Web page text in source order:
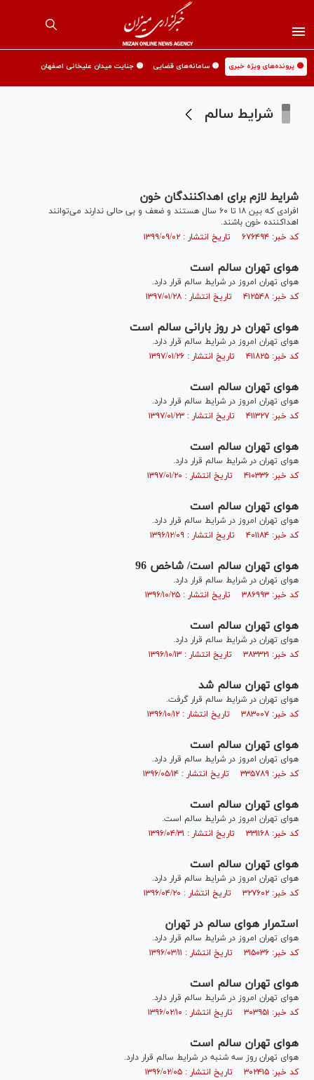
🟡 پرونده‌های ویژه خبری 🟡 سامانه‌های قضایی 🟡 جنایت میدان علیخانی اصفهان
شرایط سالم
شرایط لازم برای اهداکنندگان خون
افرادی که بین ۱۸ تا ۶۰ سال هستند و ضعف و بی حالی ندارند می‌توانند
اهداکننده خون باشند.
کد خبر: ۶۷۶۴۹۴ تاریخ انتشار : ۱۳۹۹/۰۹/۰۲
هوای تهران سالم است
هوای تهران امروز در شرایط سالم قرار دارد.
کد خبر: ۴۱۲۵۴۸ تاریخ انتشار : ۱۳۹۷/۰۱/۲۸
هوای تهران در روز بارانی سالم است
هوای تهران امروز در شرایط سالم قرار دارد.
کد خبر: ۴۱۱۸۲۵ تاریخ انتشار : ۱۳۹۷/۰۱/۲۶
هوای تهران سالم است
هوای تهران امروز در شرایط سالم قرار دارد.
کد خبر: ۴۱۱۳۲۷ تاریخ انتشار : ۱۳۹۷/۰۱/۲۳
هوای تهران سالم است
هوای تهران در شرایط سالم قرار دارد.
کد خبر: ۴۱۰۳۳۶ تاریخ انتشار : ۱۳۹۷/۰۱/۲۰
هوای تهران سالم است
هوای تهران امروز در شرایط سالم قرار دارد.
کد خبر: ۴۰۱۱۸۴ تاریخ انتشار : ۱۳۹۶/۱۲/۰۹
هوای تهران سالم است/ شاخص 96
هوای تهران در شرایط سالم قرار دارد.
کد خبر: ۳۸۶۹۹۳ تاریخ انتشار : ۱۳۹۶/۱۰/۲۵
هوای تهران سالم است
هوای تهران در شرایط سالم قرار دارد.
کد خبر: ۳۸۳۳۲۱ تاریخ انتشار : ۱۳۹۶/۱۰/۱۳
هوای تهران سالم شد
هوای تهران در شرایط سالم قرار گرفت.
کد خبر: ۳۸۳۰۰۷ تاریخ انتشار : ۱۳۹۶/۱۰/۱۲
هوای تهران سالم است
هوای تهران امروز در شرایط سالم قرار دارد.
کد خبر: ۳۳۵۷۸۹ تاریخ انتشار : ۱۳۹۶/۰۵/۱۴
هوای تهران سالم است
هوای تهران امروز در شرایط سالم است.
کد خبر: ۳۳۱۱۶۸ تاریخ انتشار : ۱۳۹۶/۰۴/۳۱
هوای تهران سالم است
هوای تهران امروز در شرایط سالم قرار دارد.
کد خبر: ۳۲۷۶۰۲ تاریخ انتشار : ۱۳۹۶/۰۴/۲۰
استمرار هوای سالم در تهران
هوای تهران امروز در شرایط سالم قرار دارد.
کد خبر: ۳۱۵۰۳۶ تاریخ انتشار : ۱۳۹۶/۰۳/۱۱
هوای تهران سالم است
هوای تهران امروز در شرایط سالم قرار دارد.
کد خبر: ۳۰۳۹۵۱ تاریخ انتشار : ۱۳۹۶/۰۲/۱۰
هوای تهران سالم است
هوای تهران روز سه شنبه در شرایط سالم قرار دارد.
کد خبر: ۳۰۲۴۱۵ تاریخ انتشار : ۱۳۹۶/۰۲/۰۵